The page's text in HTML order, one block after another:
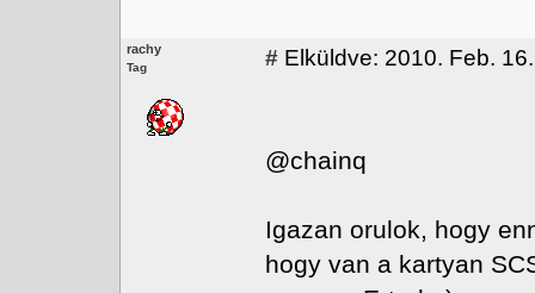
rachy
Tag # Elküldve: 2010. Feb.
@chainq
Igazan orulok, hogy
hogy van a kartyan